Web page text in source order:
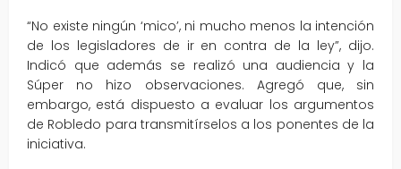
“No existe ningún ‘mico’, ni mucho menos la intención
de los legisladores de ir en contra de la ley”, dijo.
Indicó que además se realizó una audiencia y la
Súper no hizo observaciones. Agregó que, sin
embargo, está dispuesto a evaluar los argumentos
de Robledo para transmitírselos a los ponentes de la
iniciativa.